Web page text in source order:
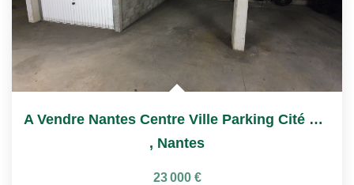
A Vendre Nantes Centre Ville Parking Cité Des Congrès
, Nantes
23 000 €